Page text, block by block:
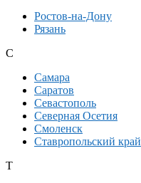
Ростов-на-Дону
Рязань
С
Самара
Саратов
Севастополь
Северная Осетия
Смоленск
Ставропольский край
Т